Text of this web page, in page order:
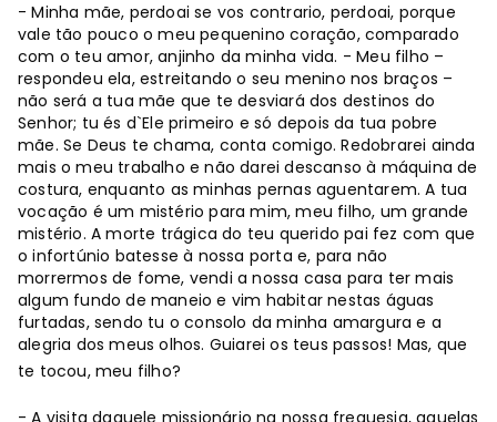
- Minha mãe, perdoai se vos contrario, perdoai, porque
vale tão pouco o meu pequenino coração, comparado
com o teu amor, anjinho da minha vida. - Meu filho –
respondeu ela, estreitando o seu menino nos braços –
não será a tua mãe que te desviará dos destinos do
Senhor; tu és d`Ele primeiro e só depois da tua pobre
mãe. Se Deus te chama, conta comigo. Redobrarei ainda
mais o meu trabalho e não darei descanso à máquina de
costura, enquanto as minhas pernas aguentarem. A tua
vocação é um mistério para mim, meu filho, um grande
mistério. A morte trágica do teu querido pai fez com que
o infortúnio batesse à nossa porta e, para não
morrermos de fome, vendi a nossa casa para ter mais
algum fundo de maneio e vim habitar nestas águas
furtadas, sendo tu o consolo da minha amargura e a
alegria dos meus olhos. Guiarei os teus passos! Mas, que
te tocou, meu filho?
- A visita daquele missionário na nossa freguesia, aquelas